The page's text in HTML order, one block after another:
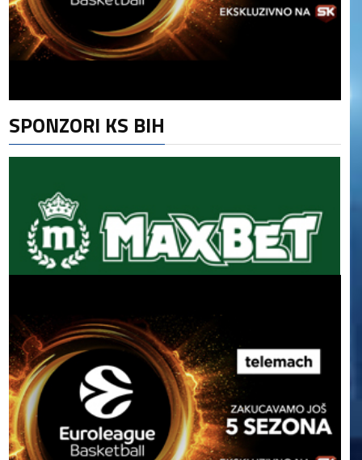
SPONZORI KS BIH